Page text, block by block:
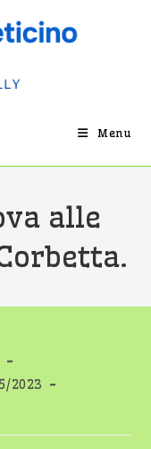
Menu
alle
2023